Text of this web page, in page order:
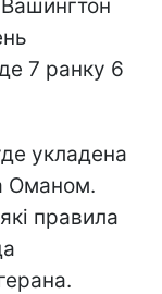
7 ранку 6
укладена
Оманом.
правила